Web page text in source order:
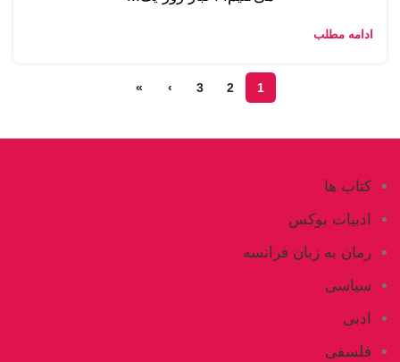
ادامه مطلب
1
2
3
›
»
کتاب ها
ادبیات بوکس
رمان به زبان فرانسه
سیاسی
ادبی
فلسفی